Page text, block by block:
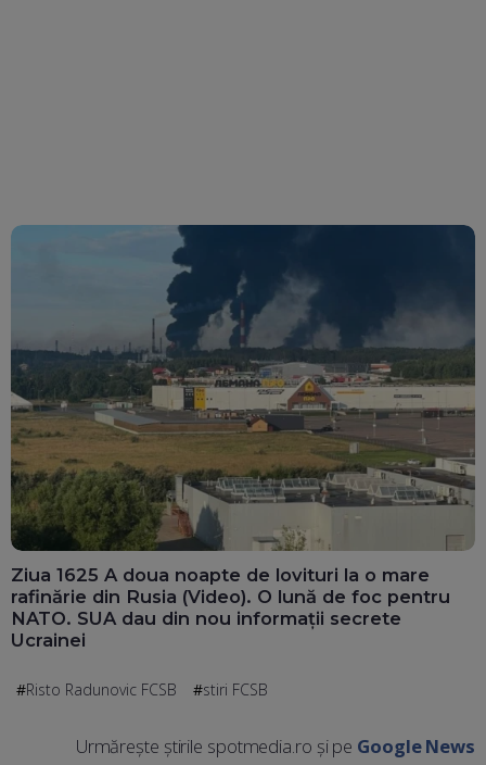
Ziua 1625 A doua noapte de lovituri la o mare
rafinărie din Rusia (Video). O lună de foc pentru
NATO. SUA dau din nou informații secrete
Ucrainei
Risto Radunovic FCSB stiri FCSB
Urmărește știrile spotmedia.ro și pe Google News